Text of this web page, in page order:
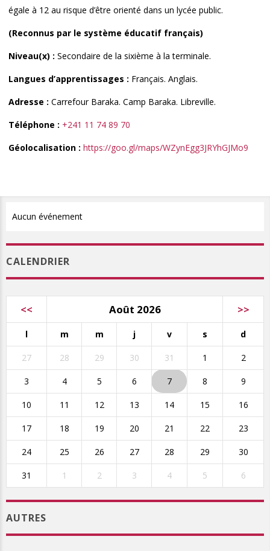
égale à 12 au risque d’être orienté dans un lycée public.
(Reconnus par le système éducatif français)
Niveau(x) : Secondaire de la sixième à la terminale.
Langues d’apprentissages : Français. Anglais.
Adresse : Carrefour Baraka. Camp Baraka. Libreville.
Téléphone : +241 11 74 89 70
Géolocalisation : https://goo.gl/maps/WZynEgg3JRYhGJMo9
Aucun événement
CALENDRIER
<< Août 2026 >>
l m m j v s d
27 28 29 30 31 1 2
3 4 5 6 7 8 9
10 11 12 13 14 15 16
17 18 19 20 21 22 23
24 25 26 27 28 29 30
31 1 2 3 4 5 6
AUTRES